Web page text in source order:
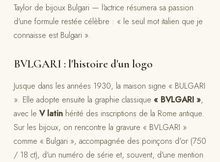
Taylor de bijoux Bulgari — l'actrice résumera sa passion
d'une formule restée célèbre : « le seul mot italien que je
connaisse est Bulgari ».
BVLGARI : l'histoire d'un logo
Jusque dans les années 1930, la maison signe « BULGARI
». Elle adopte ensuite la graphie classique « BVLGARI »,
avec le V latin hérité des inscriptions de la Rome antique.
Sur les bijoux, on rencontre la gravure « BVLGARI »
comme « Bulgari », accompagnée des poinçons d'or (750
/ 18 ct), d'un numéro de série et, souvent, d'une mention